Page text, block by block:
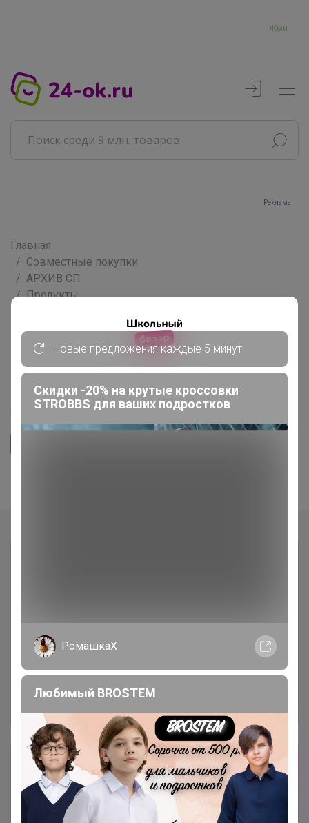
Жми
Реклама
Главная
Совместные покупки
АРХИВ СП
Продукты
СП 31 ***Кондитерская витрина***
Всё для кондитеров и любителей
вкусно поесть!
5.0 35.7K 36.3K 3.7K
Сбор заказов в данной закупке
завершен
Перейти к текущей закупке
Новые предложения каждые 5 минут
Скидки -20% на крутые кроссовки
STROBBS для ваших подростков
РомашкаХ
Любимый BROSTEM